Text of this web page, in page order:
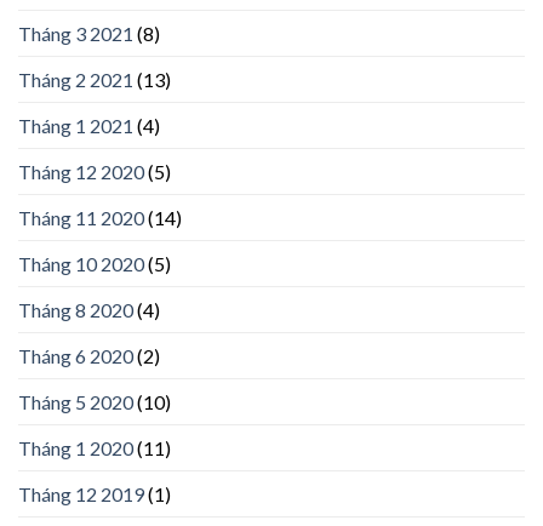
Tháng 3 2021 (8)
Tháng 2 2021 (13)
Tháng 1 2021 (4)
Tháng 12 2020(5)
Tháng 11 2020(14)
Tháng 10 2020(5)
Tháng 8 2020(4)
Tháng 6 2020(2)
Tháng 5 2020(10)
Tháng 1 2020(11)
Tháng 12 2019(1)